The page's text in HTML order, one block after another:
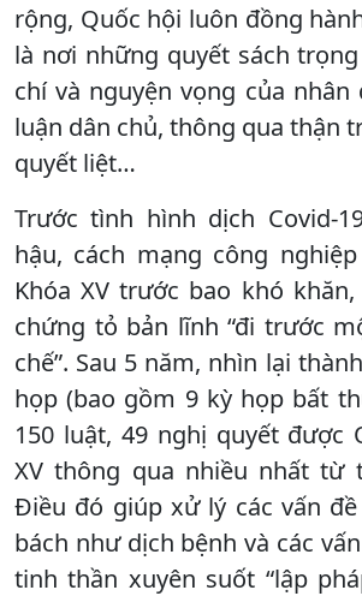
rộng, Quốc hội luôn đồng
là nơi những quyết sách
chí và nguyện vọng của nhân
luận dân chủ, thông qua thận
quyết liệt…
Trước tình hình dịch Covid-
hậu, cách mạng công
Khóa XV trước bao khó
chứng tỏ bản lĩnh “đi trước
chế”. Sau 5 năm, nhìn lại
họp (bao gồm 9 kỳ họp bất
150 luật, 49 nghị quyết được
XV thông qua nhiều nhất từ
Điều đó giúp xử lý các vấn
bách như dịch bệnh và các
tinh thần xuyên suốt “lập